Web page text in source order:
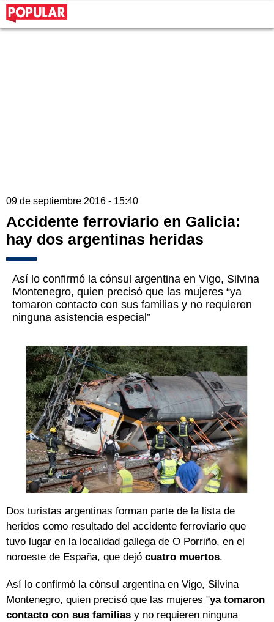
09 de septiembre 2016 - 15:40
Accidente ferroviario en Galicia:
hay dos argentinas heridas
Así lo confirmó la cónsul argentina en Vigo, Silvina
Montenegro, quien precisó que las mujeres “ya
tomaron contacto con sus familias y no requieren
ninguna asistencia especial”
Dos turistas argentinas forman parte de la lista de
heridos como resultado del accidente ferroviario que
tuvo lugar en la localidad gallega de O Porriño, en el
noroeste de España, que dejó cuatro muertos.
Así lo confirmó la cónsul argentina en Vigo, Silvina
Montenegro, quien precisó que las mujeres "ya tomaron
contacto con sus familias y no requieren ninguna